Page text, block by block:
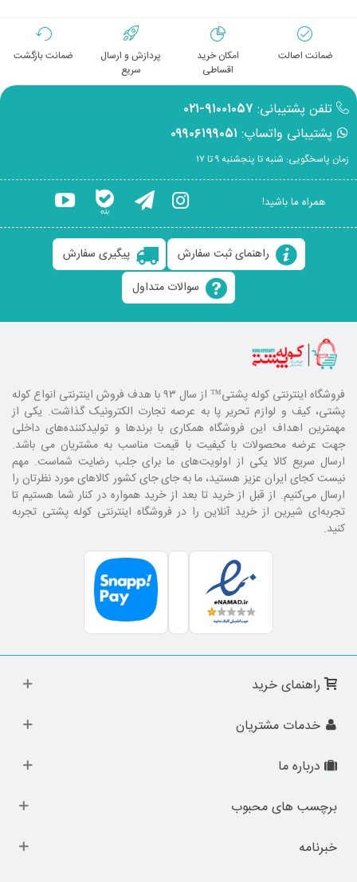
ضمانت اصالت
امکان خرید
اقساطی
پردازش و ارسال
سریع
ضمانت بازگشت
تلفن پشتیبانی: ۹۱۰۰۱۰۵۷-۰۲۱
پشتیبانی واتساپ: ۰۹۹۰۶۱۹۹۰۵۱
زمان پاسخگویی: شنبه تا پنجشنبه ۹ تا ۱۷
همراه ما باشید!
راهنمای ثبت سفارش
پیگیری سفارش
سوالات متداول
فروشگاه اینترنتی کوله پشتی
™ از سال ۹۳ با هدف فروش اینترنتی انواع کوله
پشتی، کیف و لوازم تحریر پا به عرصه تجارت الکترونیک گذاشت. یکی از
مهمترین اهداف این فروشگاه همکاری با برند‌ها و تولیدکننده‌های داخلی
جهت عرضه محصولات با کیفیت با قیمت مناسب به مشتریان می باشد.
ارسال سریع کالا یکی از اولویت‌های ما برای جلب رضایت شماست. مهم
نیست کجای ایران عزیز هستید، ما به جای جای کشور کالا‌های مورد نظرتان را
ارسال می‌کنیم. از قبل از خرید تا بعد از خرید همواره در کنار شما هستیم تا
تجربه‌ای شیرین از خرید آنلاین را در فروشگاه اینترنتی کوله پشتی تجربه
کنید.
راهنمای خرید
خدمات مشتریان
درباره ما
برچسب های محبوب
خبرنامه